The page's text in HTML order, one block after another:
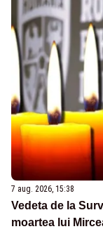
7 aug. 2026, 15:38
Vedeta de la
moartea lui